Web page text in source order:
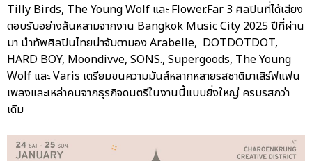
Tilly Birds, The Young Wolf และ Flower.Far 3 ศิลปินที่ได้เสียง
ตอบรับอย่างล้นหลามจากงาน Bangkok Music City 2025 ปีที่ผ่าน
มา นำทัพศิลปินไทยน่าจับตามอง Arabelle, DOTDOTDOT,
HARD BOY, Moondivve, SONS., Supergoods, The Young
Wolf และ Varis เตรียมขนความมันส์หลากหลายรสชาติมาเสิร์ฟแฟน
เพลงและเหล่าคนจากธุรกิจดนตรีในงานนี้แบบยิ่งใหญ่ ครบรสกว่า
เดิม